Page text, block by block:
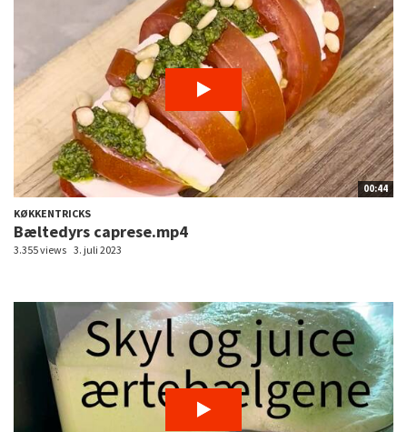
00:44
KØKKENTRICKS
Bæltedyrs caprese.mp4
3.355 views 3. juli 2023